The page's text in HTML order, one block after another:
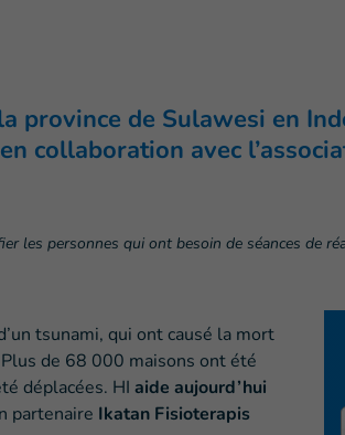
province de Sulawesi en
collaboration avec
les personnes qui ont besoin de séances de
tsunami, qui ont causé la mort
de 68 000 maisons ont été
déplacées. HI aide aujourd’hui
partenaire Ikatan Fisioterapis